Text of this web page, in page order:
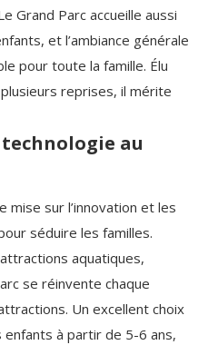
Grand Parc accueille aussi
et l’ambiance générale
pour toute la famille. Élu
reprises, il mérite
technologie au
mise sur l’innovation et les
séduire les familles.
aquatiques,
se réinvente chaque
Un excellent choix
à partir de 5-6 ans,